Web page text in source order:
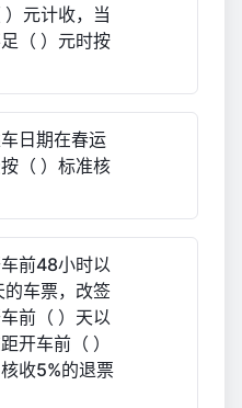
元计收，当
（ ）元时按
日期在春运
（ ）标准核
前48小时以
的车票，改签
前（ ）天以
开车前（ ）
收5%的退票